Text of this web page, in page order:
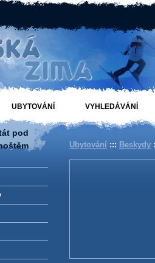
Frenštát
hory
UBYTOVÁNÍ VYHLEDÁVÁNÍ
pod
Ubytování ::: Beskydy